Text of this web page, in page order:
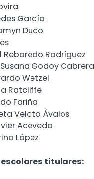
García
Duco
Reboredo Rodríguez
Godoy Cabrera
Wetzel
Ratcliffe
Fariña
Veloto Ávalos
Acevedo
López
escolares titulares: